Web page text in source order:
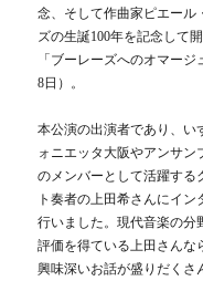
念、そして作曲家ピエール
ズの生誕100年を記念して
「ブーレーズへのオマージ
8日）。
本公演の出演者であり、い
ォニエッタ大阪やアンサン
のメンバーとして活躍する
ト奏者の上田希さんにイン
行いました。現代音楽の分
評価を得ている上田さんな
興味深いお話が盛りだくさ